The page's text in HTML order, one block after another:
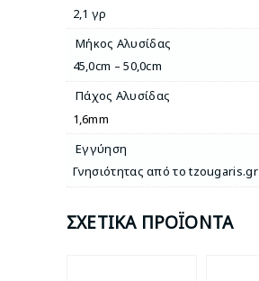
2,1 γρ
Μήκος Αλυσίδας
45,0cm – 50,0cm
Πάχος Αλυσίδας
1,6mm
Εγγύηση
Γνησιότητας από το tzougaris.gr
ΣΧΕΤΙΚΆ ΠΡΟΪΌΝΤΑ